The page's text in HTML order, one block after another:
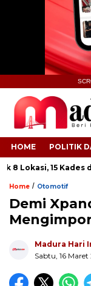
HOME POLITIK
15 Kades di
Home / Otomotif
Demi
Madura Hari
Sabtu, 16 Maret